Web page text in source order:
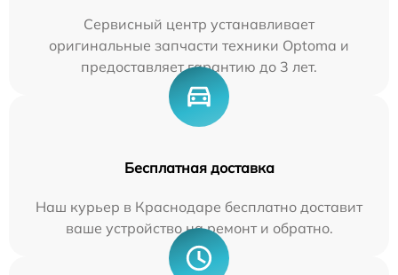
Сервисный центр устанавливает
оригинальные запчасти техники Optoma и
предоставляет гарантию до 3 лет.
Бесплатная доставка
Наш курьер в Краснодаре бесплатно доставит
ваше устройство на ремонт и обратно.